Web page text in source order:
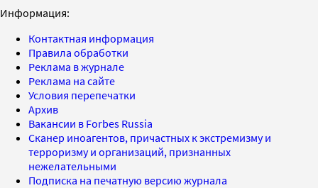
Информация:
Контактная информация
Правила обработки
Реклама в журнале
Реклама на сайте
Условия перепечатки
Архив
Вакансии в Forbes Russia
Сканер иноагентов, причастных к экстремизму и
терроризму и организаций, признанных
нежелательными
Подписка на печатную версию журнала